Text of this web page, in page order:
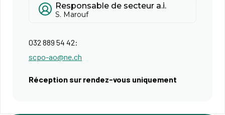
Responsable de secteur a.i.
S. Marouf
032 889 54 42:
scpo-ao@ne.ch
Réception sur rendez-vous uniquement